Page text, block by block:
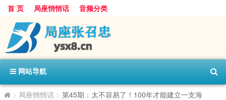
首 页 局座悄悄话 音频分类
网站导航
> 局座悄悄话 > 第45期：太不容易了！100年才能建立一支海